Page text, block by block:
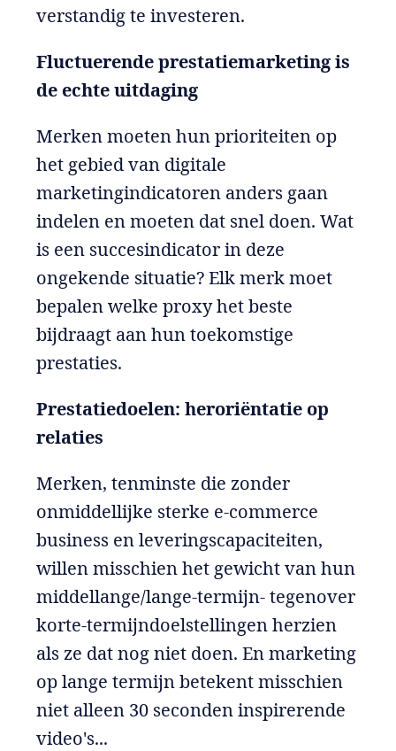
verstandig te investeren.
Fluctuerende prestatiemarketing is
de echte uitdaging
Merken moeten hun prioriteiten op
het gebied van digitale
marketingindicatoren anders gaan
indelen en moeten dat snel doen. Wat
is een succesindicator in deze
ongekende situatie? Elk merk moet
bepalen welke proxy het beste
bijdraagt aan hun toekomstige
prestaties.
Prestatiedoelen: heroriëntatie op
relaties
Merken, tenminste die zonder
onmiddellijke sterke e-commerce
business en leveringscapaciteiten,
willen misschien het gewicht van hun
middellange/lange-termijn- tegenover
korte-termijndoelstellingen herzien
als ze dat nog niet doen. En marketing
op lange termijn betekent misschien
niet alleen 30 seconden inspirerende
video's...